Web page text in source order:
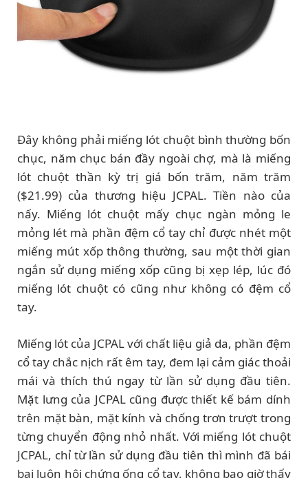
Đây không phải miếng lót chuột bình thường bốn
chục, năm chục bán đầy ngoài chợ, mà là miếng
lót chuột thần kỳ trị giá bốn trăm, năm trăm
($21.99) của thương hiệu JCPAL. Tiền nào của
nấy. Miếng lót chuột mấy chục ngàn mỏng le
mỏng lét mà phần đệm cổ tay chỉ được nhét một
miếng mút xốp thông thường, sau một thời gian
ngắn sử dụng miếng xốp cũng bị xẹp lép, lúc đó
miếng lót chuột có cũng như không có đệm cổ
tay.
Miếng lót của JCPAL với chất liệu giả da, phần đệm
cổ tay chắc nịch rất êm tay, đem lại cảm giác thoải
mái và thích thú ngay từ lần sử dụng đầu tiên.
Mặt lưng của JCPAL cũng được thiết kế bám dính
trên mặt bàn, mặt kính và chống trơn trượt trong
từng chuyển động nhỏ nhất. Với miếng lót chuột
JCPAL, chỉ từ lần sử dụng đầu tiên thì mình đã bái
bai luôn hội chứng ống cổ tay, không bao giờ thấy